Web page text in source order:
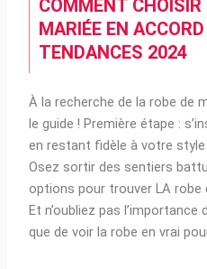
COMMENT CHOISIR
MARIÉE EN
TENDANCES 2024
À la recherche de la robe de
le guide ! Première étape :
en restant fidèle à votre
Osez sortir des sentiers
options pour trouver LA robe
Et n’oubliez pas
que de voir la robe en vrai